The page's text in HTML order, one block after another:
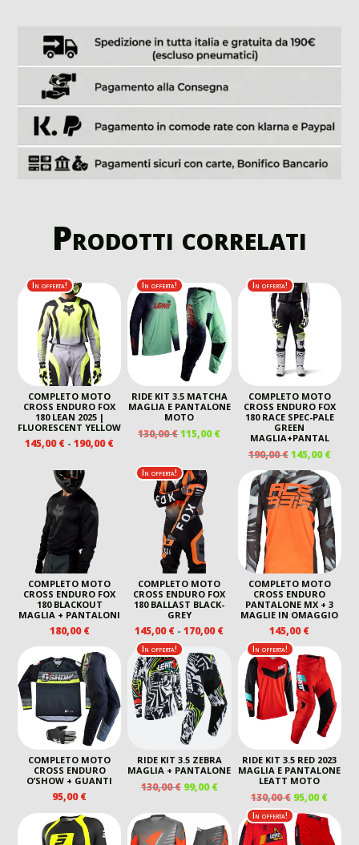
Prodotti correlati
In offerta!
COMPLETO MOTO
CROSS ENDURO FOX
180 LEAN 2025 |
FLUORESCENT YELLOW
145,00€ - 190,00€FASCIA
PREZZO:
In offerta!
RIDE KIT 3.5 MATCHA
MAGLIA E PANTALONE
MOTO
130,00€IL
ERA:
130,00 €.
115,00€IL
ATTUALE
115,00 €.
In offerta!
COMPLETO MOTO
CROSS ENDURO FOX
180 RACE SPEC-PALE
GREEN
MAGLIA+PANTAL
190,00€ IL
PREZZO
ORIGINALE
ERA:
190,00 €.
145,00€IL
È:
COMPLETO MOTO
CROSS ENDURO FOX
180 BLACKOUT
MAGLIA + PANTALONI
180,00€
In offerta!
COMPLETO MOTO
CROSS ENDURO FOX
180 BALLAST BLACK-
GREY
145,00€ - 170,00€FASCIA
PREZZO:
145,00 €
A
170,00 €
COMPLETO MOTO
CROSS ENDURO
PANTALONE MX + 3
MAGLIE IN OMAGGIO
145,00€
COMPLETO MOTO
CROSS ENDURO
O’SHOW + GUANTI
95,00€
In offerta!
RIDE KIT 3.5 ZEBRA
MAGLIA + PANTALONE
130,00€ IL
ORIGINALE
ERA:
99,00€IL
PREZZO
ATTUALE
È:
In offerta!
RIDE KIT 3.5 RED 2023
MAGLIA E PANTALONE
LEATT MOTO
130,00€ IL
PREZZO
ORIGINALE
ERA:
95,00€IL
È:
In offerta!